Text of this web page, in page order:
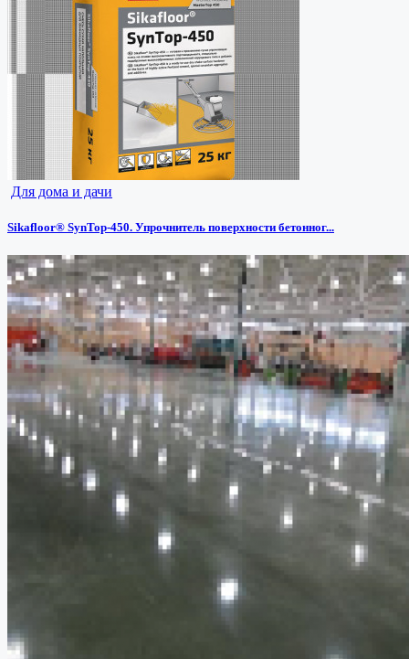
Для дома и дачи
Sikafloor® SynTop-450. Упрочнитель поверхности бетонног...